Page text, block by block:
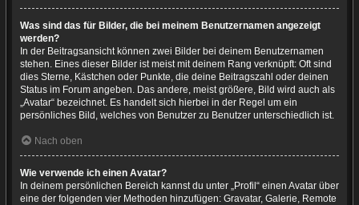
Was sind das für Bilder, die bei meinem Benutzernamen angezeigt
werden?
In der Beitragsansicht können zwei Bilder bei deinem Benutzernamen
stehen. Eines dieser Bilder ist meist mit deinem Rang verknüpft: Oft sind
dies Sterne, Kästchen oder Punkte, die deine Beitragszahl oder deinen
Status im Forum angeben. Das andere, meist größere, Bild wird auch als
„Avatar“ bezeichnet. Es handelt sich hierbei in der Regel um ein
persönliches Bild, welches von Benutzer zu Benutzer unterschiedlich ist.
Nach oben
Wie verwende ich einen Avatar?
In deinem persönlichen Bereich kannst du unter „Profil“ einen Avatar über
eine der folgenden vier Methoden hinzufügen: Gravatar, Galerie, Remote